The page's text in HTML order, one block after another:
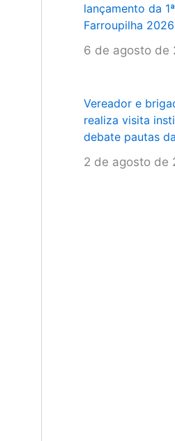
lançamento da
Farroupilha 2026
6 de agosto de
Vereador e
realiza visita
debate pautas
2 de agosto de